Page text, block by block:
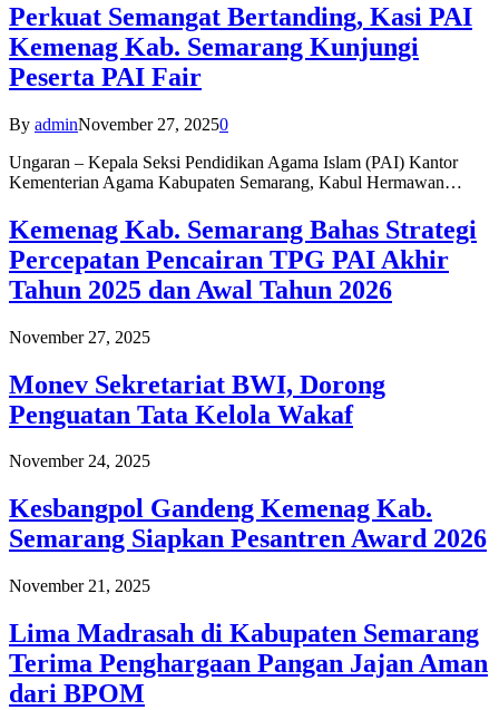
Perkuat Semangat Bertanding, Kasi PAI
Kemenag Kab. Semarang Kunjungi
Peserta PAI Fair
By adminNovember 27, 20250
Ungaran – Kepala Seksi Pendidikan Agama Islam (PAI) Kantor
Kementerian Agama Kabupaten Semarang, Kabul Hermawan…
Kemenag Kab. Semarang Bahas Strategi
Percepatan Pencairan TPG PAI Akhir
Tahun 2025 dan Awal Tahun 2026
November 27, 2025
Monev Sekretariat BWI, Dorong
Penguatan Tata Kelola Wakaf
November 24, 2025
Kesbangpol Gandeng Kemenag Kab.
Semarang Siapkan Pesantren Award 2026
November 21, 2025
Lima Madrasah di Kabupaten Semarang
Terima Penghargaan Pangan Jajan Aman
dari BPOM